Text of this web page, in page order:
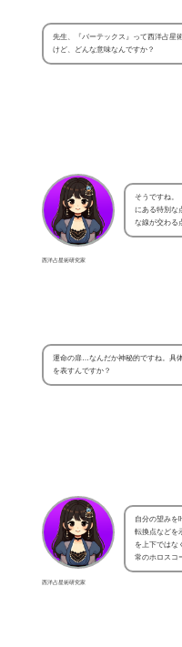
先生、『バーテックス』って西洋占星
けど、どんな意味なんですか？
西洋占星術研究家
そうですね。
にある特別な
な線が交わる
運命の扉…なんだか神秘的ですね。具
を表すんですか？
西洋占星術研究家
自分の望みを
転換点などを
を上下ではな
常のホロスコ